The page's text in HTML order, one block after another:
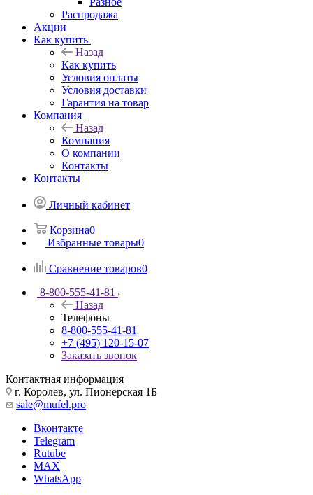
Распродажа
Акции
Как купить
Назад
Как купить
Условия оплаты
Условия доставки
Гарантия на товар
Компания
Назад
Компания
О компании
Контакты
Контакты
Личный кабинет
Корзина0
Избранные товары0
Сравнение товаров0
8-800-555-41-81
Назад
Телефоны
8-800-555-41-81
+7 (495) 120-15-07
Заказать звонок
Контактная информация
г. Королев, ул. Пионерская 1Б
sale@mufel.pro
Вконтакте
Telegram
Rutube
MAX
WhatsApp